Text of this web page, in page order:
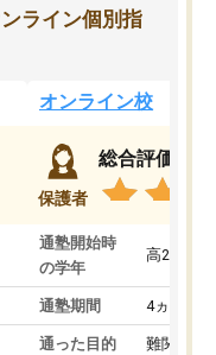
ライン個別指
オンライン校
保護者
総合評価
通塾開始時
の学年
高2
通塾期間 4ヵ月～1
通った目的 難関私立